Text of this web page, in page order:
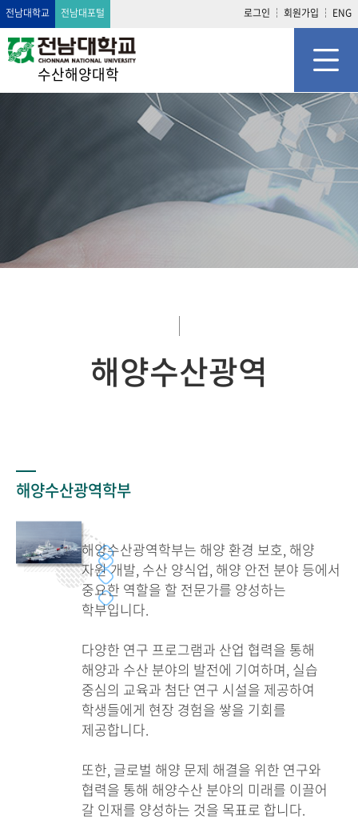
전남대학교 전남대포털 로그인 회원가입 ENG
수산해양대학
해양수산광역
해양수산광역학부
해양수산광역학부는 해양 환경 보호, 해양
자원 개발, 수산 양식업, 해양 안전 분야 등에서
중요한 역할을 할 전문가를 양성하는
학부입니다.
다양한 연구 프로그램과 산업 협력을 통해
해양과 수산 분야의 발전에 기여하며, 실습
중심의 교육과 첨단 연구 시설을 제공하여
학생들에게 현장 경험을 쌓을 기회를
제공합니다.
또한, 글로벌 해양 문제 해결을 위한 연구와
협력을 통해 해양수산 분야의 미래를 이끌어
갈 인재를 양성하는 것을 목표로 합니다.